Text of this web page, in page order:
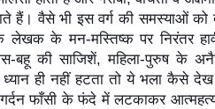
हैं। वैसे भी इस वर्ग की समस्याओं को
के मन-मस्तिष्क पर निरंतर हावी
बहू की साजिशें, महिला-पुरुष के
ध्यान ही नहीं हटता तो ये भला कैसे
फाँसी के फंदे में लटकाकर